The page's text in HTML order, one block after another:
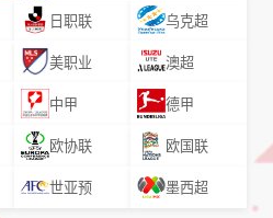
日职联 乌克超
美职业 澳超
中甲 德甲
欧协联 欧国联
世亚预 墨西超